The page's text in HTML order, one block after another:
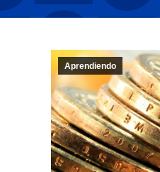
Aprendiendo